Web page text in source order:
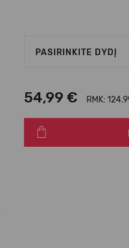
PASIRINKITE DYDĮ
54,99 € RMK: